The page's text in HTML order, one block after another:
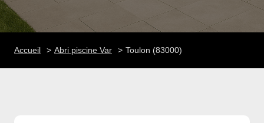
Accueil Abri piscine Var Toulon (83000)